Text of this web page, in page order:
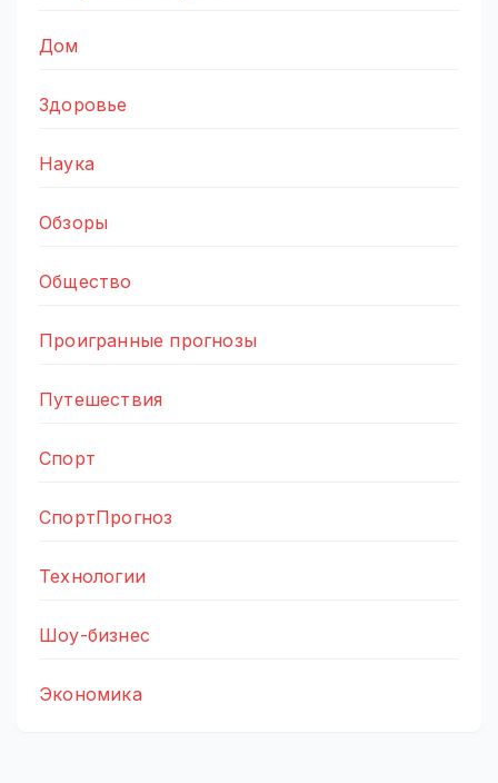
Дом
Здоровье
Наука
Обзоры
Общество
Проигранные прогнозы
Путешествия
Спорт
СпортПрогноз
Технологии
Шоу-бизнес
Экономика